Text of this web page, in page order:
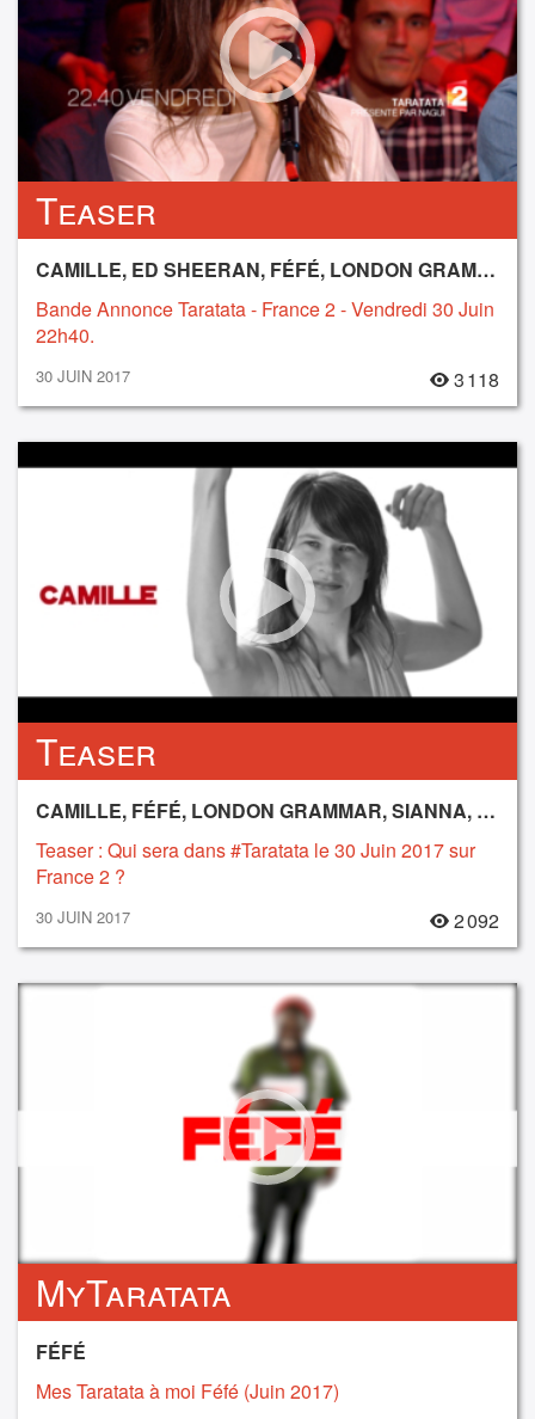
Teaser
CAMILLE, ED SHEERAN, FÉFÉ, LONDON GRAMMAR, SIANNA, SÔNGE
Bande Annonce Taratata - France 2 - Vendredi 30 Juin
22h40.
30 JUIN 2017 3 118
Teaser
CAMILLE, FÉFÉ, LONDON GRAMMAR, SIANNA, SÔNGE
Teaser : Qui sera dans #Taratata le 30 Juin 2017 sur
France 2 ?
30 JUIN 2017 2 092
MyTaratata
FÉFÉ
Mes Taratata à moi Féfé (Juin 2017)